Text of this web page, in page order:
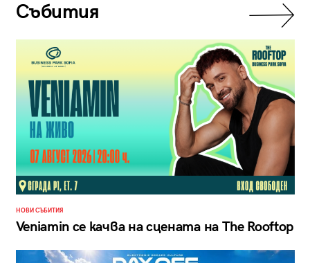
Събития
НОВИ СЪБИТИЯ
Veniamin се качва на сцената на The Rooftop